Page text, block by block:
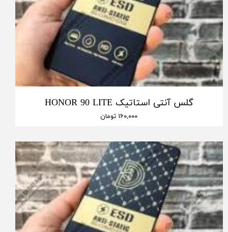
گلس آنتی استاتیک HONOR 90 LITE
۱۶۰,۰۰۰ تومان